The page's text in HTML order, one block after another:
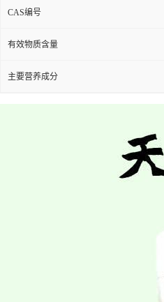
CAS编号
有效物质含量
主要营养成分